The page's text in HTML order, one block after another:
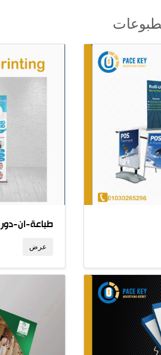
طباعة-ان-دور
عرض